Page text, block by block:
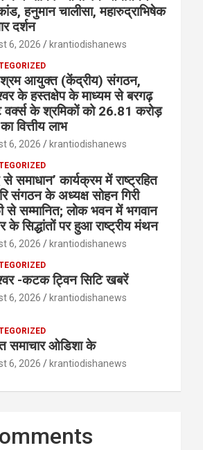
हनुमान चालीसा, महारुद्राभिषेक
दर्शन
6, 2026 krantiodishanews
आयुक्त (केंद्रीय) संगठन,
के हस्तक्षेप के माध्यम से बरगढ़
वर्क्स के श्रमिकों को 26.81 करोड़
वित्तीय लाभ
6, 2026 krantiodishanews
समाधान’ कार्यक्रम में राष्ट्रहित
संगठन के अध्यक्ष सोहन गिरी
से सम्मानित; लोक भवन में भगवान
के सिद्धांतों पर हुआ राष्ट्रीय मंथन
6, 2026 krantiodishanews
-कटक ट्विन सिटि खबरें
6, 2026 krantiodishanews
समाचार ओडिशा के
6, 2026 krantiodishanews